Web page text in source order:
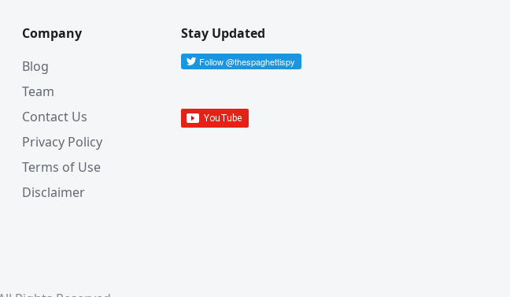
Company
Blog
Team
Contact Us
Privacy Policy
Terms of Use
Disclaimer
Stay Updated